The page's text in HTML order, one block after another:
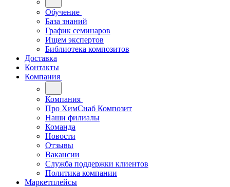
Обучение
База знаний
График семинаров
Ищем экспертов
Библиотека композитов
Доставка
Контакты
Компания
Компания
Про ХимСнаб Композит
Наши филиалы
Команда
Новости
Отзывы
Вакансии
Служба поддержки клиентов
Политика компании
Маркетплейсы